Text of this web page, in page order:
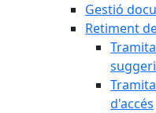
Gestió
Retiment
d'accés